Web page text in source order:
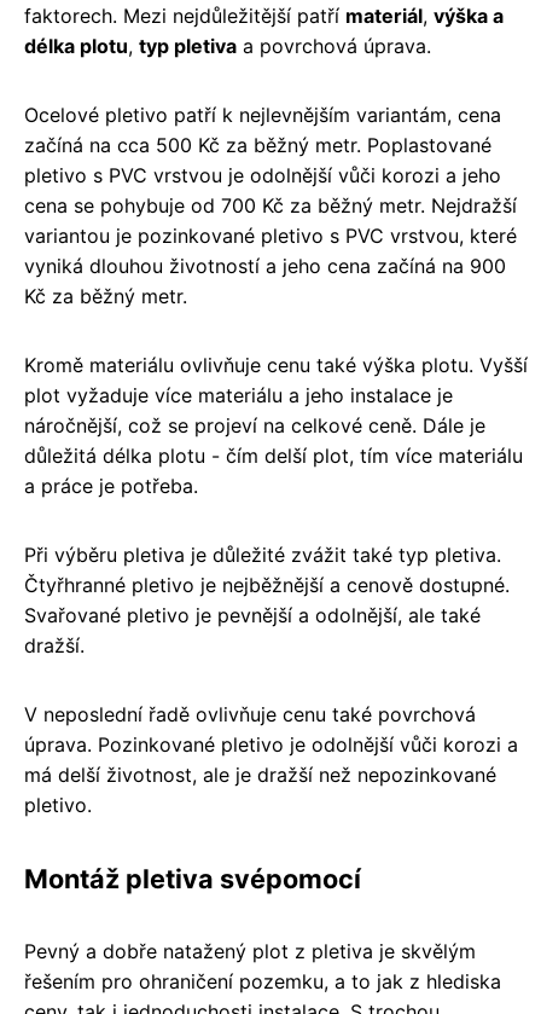
faktorech. Mezi nejdůležitější patří materiál, výška a
délka plotu, typ pletiva a povrchová úprava.
Ocelové pletivo patří k nejlevnějším variantám, cena
začíná na cca 500 Kč za běžný metr. Poplastované
pletivo s PVC vrstvou je odolnější vůči korozi a jeho
cena se pohybuje od 700 Kč za běžný metr. Nejdražší
variantou je pozinkované pletivo s PVC vrstvou, které
vyniká dlouhou životností a jeho cena začíná na 900
Kč za běžný metr.
Kromě materiálu ovlivňuje cenu také výška plotu. Vyšší
plot vyžaduje více materiálu a jeho instalace je
náročnější, což se projeví na celkové ceně. Dále je
důležitá délka plotu - čím delší plot, tím více materiálu
a práce je potřeba.
Při výběru pletiva je důležité zvážit také typ pletiva.
Čtyřhranné pletivo je nejběžnější a cenově dostupné.
Svařované pletivo je pevnější a odolnější, ale také
dražší.
V neposlední řadě ovlivňuje cenu také povrchová
úprava. Pozinkované pletivo je odolnější vůči korozi a
má delší životnost, ale je dražší než nepozinkované
pletivo.
Montáž pletiva svépomocí
Pevný a dobře natažený plot z pletiva je skvělým
řešením pro ohraničení pozemku, a to jak z hlediska